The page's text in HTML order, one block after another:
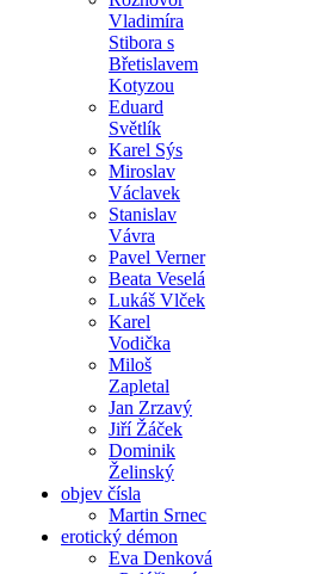
Vladimíra
Stibora s
Břetislavem
Kotyzou
Eduard
Světlík
Karel Sýs
Miroslav
Václavek
Stanislav
Vávra
Pavel Verner
Beata Veselá
Lukáš Vlček
Karel
Vodička
Miloš
Zapletal
Jan Zrzavý
Jiří Žáček
Dominik
Želinský
objev čísla
Martin Srnec
erotický démon
Eva Denková